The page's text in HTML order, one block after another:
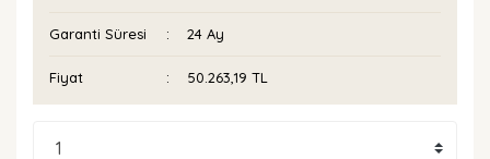
Garanti Süresi 24 Ay
Fiyat 50.263,19 TL